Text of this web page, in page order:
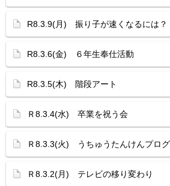
R8.3.9(月) 振り子が速くなるには？
R8.3.6(金) ６年生奉仕活動
R8.3.5(木) 階段アート
Ｒ8.3.4(水) 卒業を祝う会
Ｒ8.3.3(火) うちゅうたんけんプロ
Ｒ8.3.2(月) テレビの移り変わり